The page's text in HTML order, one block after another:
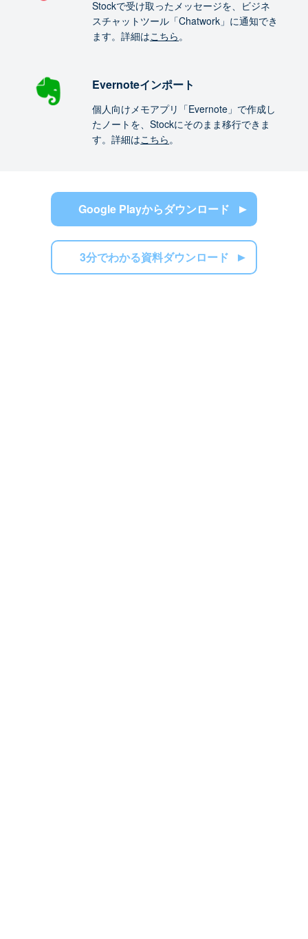
Stockで受け取ったメッセージを、ビジネ
スチャットツール「Chatwork」に通知でき
ます。詳細はこちら。
Evernoteインポート
個人向けメモアプリ「Evernote」で作成し
たノートを、Stockにそのまま移行できま
す。詳細はこちら。
Google Playからダウンロード
3分でわかる資料ダウンロード